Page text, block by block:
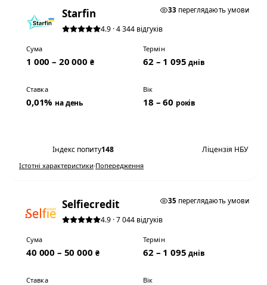
33 переглядають умови
Starfin
4.9 · 4 344 відгуків
Сума
1 000 – 20 000 ₴
Термін
62 – 1 095днів
Ставка
0,01% на день
Вік
18 – 60 років
Індекс попиту148 Ліцензія НБУ
Істотні характеристики·Попередження
35 переглядають умови
Selfiecredit
4.9 · 7 044 відгуків
Сума
40 000 – 50 000 ₴
Термін
62 – 1 095днів
Ставка Вік